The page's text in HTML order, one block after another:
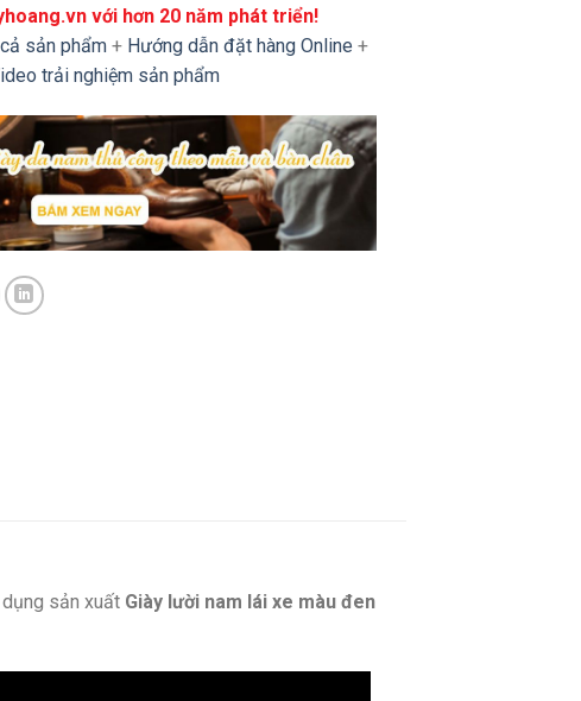
với hơn 20 năm phát triển!
sản phẩm+ Hướng dẫn đặt hàng Online +
trải nghiệm sản phẩm
sản xuất Giày lười nam lái xe màu đen